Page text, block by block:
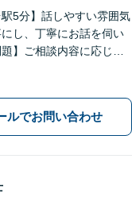
駅5分】話しやすい雰囲気
し、丁寧にお話を伺い
】ご相談内容に応じて
かし、相談者さま目線に
アドバイスを【初回相談
ルでお問い合わせ